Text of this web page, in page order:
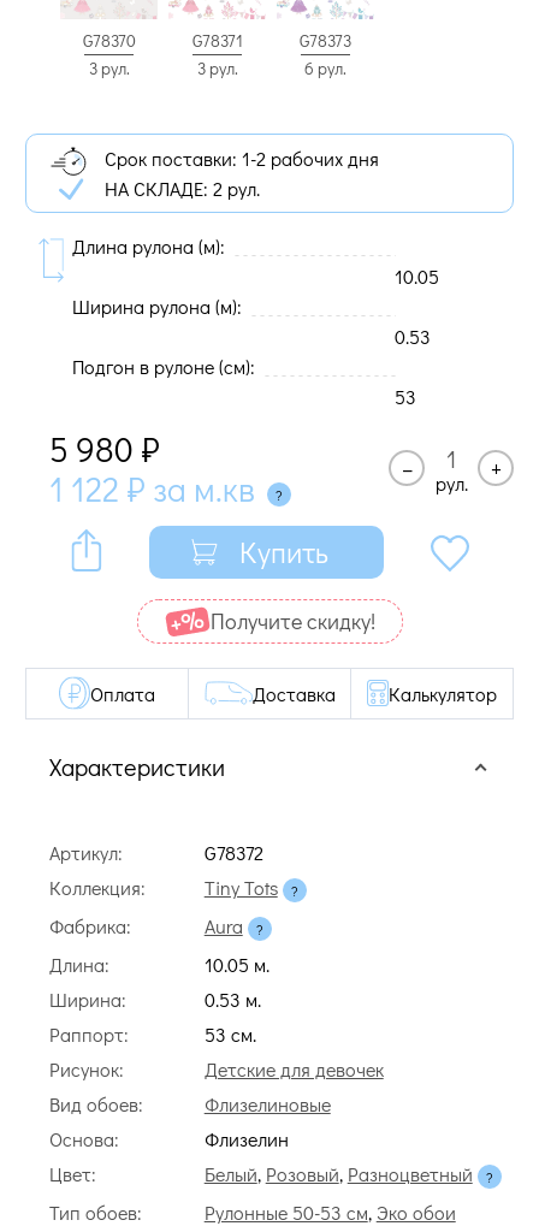
G78370
3 рул.
G78371
3 рул.
G78373
6 рул.
Срок поставки: 1-2 рабочих дня
НА СКЛАДЕ: 2 рул.
Длина рулона (м):
10.05
Ширина рулона (м):
0.53
Подгон в рулоне (cм):
53
5 980 ₽
1 122 ₽ за м.кв –
рул.
+
Купить
Получите cкидку!
Характеристики
Артикул:
G78372
Коллекция:
Tiny Tots
Фабрика:
Aura
Длина:
10.05 м.
Ширина:
0.53 м.
Раппорт:
53 cм.
Рисунок:
Детские для девочек
Вид обоев:
Флизелиновые
Основа:
Флизелин
Цвет:
Белый, Розовый, Разноцветный
Тип обоев:
Рулонные 50-53 см, Эко обои
Оплата Доставка Калькулятор